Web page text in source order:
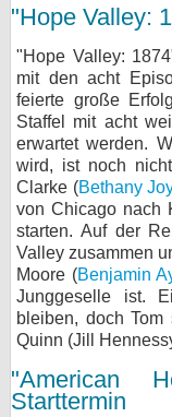
"Hope Valley:
"Hope Valley:
mit den acht
feierte große
Staffel mit acht
erwartet werden.
wird, ist noch
Clarke (Bethany
von Chicago nach
starten. Auf der
Valley zusammen
Moore (Benjamin
Junggeselle ist.
bleiben, doch
Quinn (Jill
"American
Starttermin